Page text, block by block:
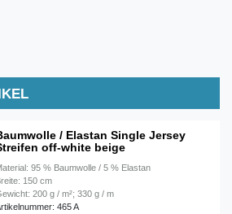
/ Elastan Single Jersey
off-white beige
95 % Baumwolle / 5 % Elastan
150 cm
200 g / m²; 330 g / m
465 A